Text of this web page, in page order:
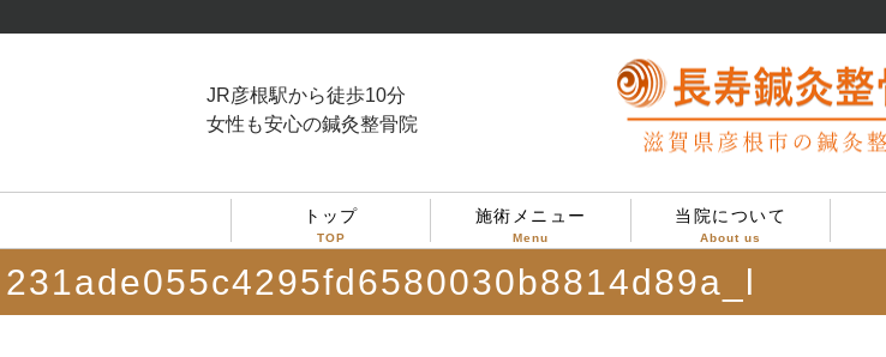
JR彦根駅から徒歩10分
女性も安心の鍼灸整骨院
トップ
TOP
施術メニュー
Menu
当院について
About us
当院について
治療方針
診療案内
院内設備
院内の様子
231ade055c4295fd6580030b8814d89a_l